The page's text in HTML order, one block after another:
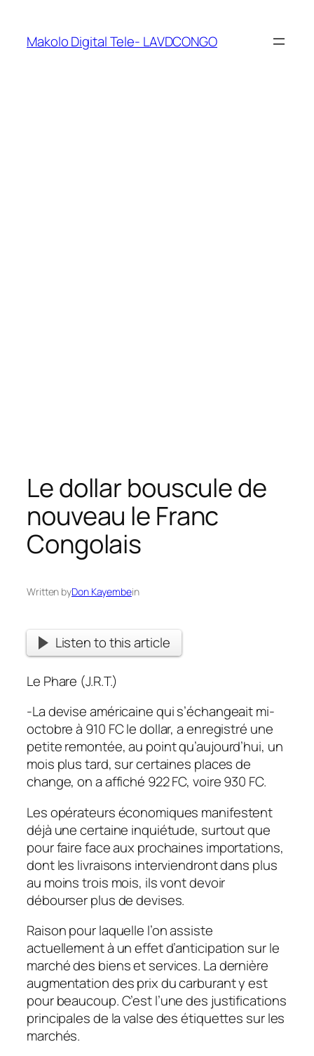
Makolo Digital Tele- LAVDCONGO
Le dollar bouscule de
nouveau le Franc
Congolais
Written byDon Kayembein
Listen to this article
Le Phare (J.R.T.)
-La devise américaine qui s’échangeait mi-
octobre à 910 FC le dollar, a enregistré une
petite remontée, au point qu’aujourd’hui, un
mois plus tard, sur certaines places de
change, on a affiché 922 FC, voire 930 FC.
Les opérateurs économiques manifestent
déjà une certaine inquiétude, surtout que
pour faire face aux prochaines importations,
dont les livraisons interviendront dans plus
au moins trois mois, ils vont devoir
débourser plus de devises.
Raison pour laquelle l’on assiste
actuellement à un effet d’anticipation sur le
marché des biens et services. La dernière
augmentation des prix du carburant y est
pour beaucoup. C’est l’une des justifications
principales de la valse des étiquettes sur les
marchés.